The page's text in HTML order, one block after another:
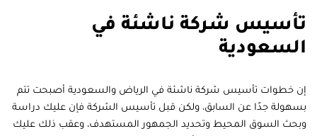
تأسيس شركة ناشئة في
السعودية
إن خطوات تأسيس شركة ناشئة في الرياض والسعودية أصبحت تتم
بسهولة جدًا عن السابق، ولكن قبل تأسيس الشركة فإن عليك دراسة
وبحث السوق المحيط وتحديد الجمهور المستهدف، وعقب ذلك عليك